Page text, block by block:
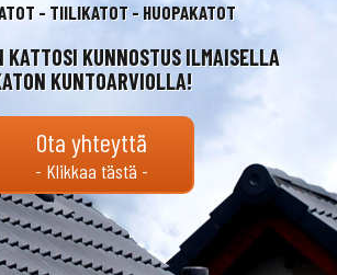
- TIILIKATOT - HUOPAKATOT
KATTOSI KUNNOSTUS ILMAISELLA
KUNTOARVIOLLA!
Ota yhteyttä